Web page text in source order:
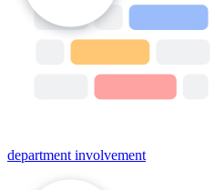
department involvement